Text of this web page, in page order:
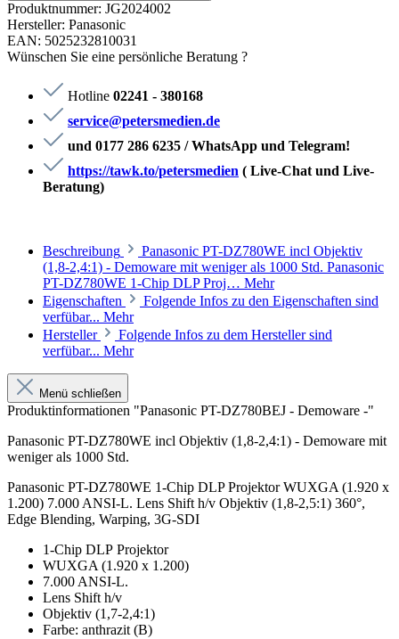
Produktnummer: JG2024002
Hersteller: Panasonic
EAN: 5025232810031
Wünschen Sie eine persönliche Beratung ?
Hotline 02241 - 380168
service@petersmedien.de
und 0177 286 6235 / WhatsApp und Telegram!
https://tawk.to/petersmedien ( Live-Chat und Live-
Beratung)
Beschreibung
Panasonic PT-DZ780WE incl Objektiv
(1,8-2,4:1) - Demoware mit weniger als 1000 Std. Pa­na­so­nic
PT-DZ780WE 1-Chip DLP Pro­j… Mehr
Eigenschaften
Folgende Infos zu den Eigenschaften sind
verfübar... Mehr
Hersteller
Folgende Infos zu dem Hersteller sind
verfübar... Mehr
Menü schließen
Produktinformationen "Panasonic PT-DZ780BEJ - Demoware -"
Panasonic PT-DZ780WE incl Objektiv (1,8-2,4:1) - Demoware mit
weniger als 1000 Std.
Pa­na­so­nic PT-DZ780WE 1-Chip DLP Pro­jek­tor WUXGA (1.920 x
1.200) 7.000 ANSI-L. Lens Shift h/v Ob­jek­tiv (1,​8-2,​5:1) 360°,
Edge Blending, Warping, 3G-SDI
1-Chip DLP Projektor
WUXGA (1.920 x 1.200)
7.000 ANSI-L.
Lens Shift h/v
Objektiv (1,7-2,4:1)
Farbe: anthrazit (B)